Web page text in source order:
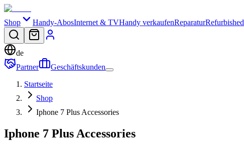
Shop Handy-AbosInternet & TVHandy verkaufenReparaturRefurbished
de
Partner
Geschäftskunden
Startseite
Shop
Iphone 7 Plus Accessories
Iphone 7 Plus Accessories